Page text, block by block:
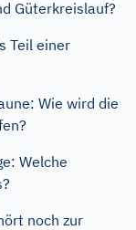
Güterkreislauf?
Teil einer
Wie wird die
Welche
noch zur